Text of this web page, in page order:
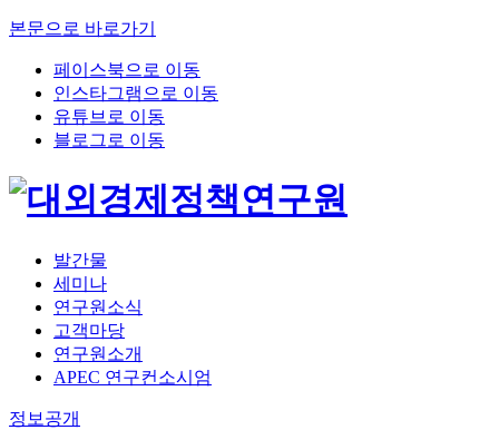
본문으로 바로가기
페이스북으로 이동
인스타그램으로 이동
유튜브로 이동
블로그로 이동
발간물
세미나
연구원소식
고객마당
연구원소개
APEC 연구컨소시엄
정보공개